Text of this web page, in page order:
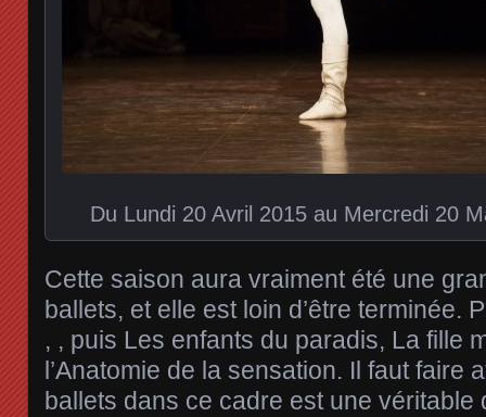
Du Lundi 20 Avril 2015 au Mercredi 20
Cette saison aura vraiment été une
ballets, et elle est loin d’être terminée.
, , puis Les enfants du paradis, La fille
l’Anatomie de la sensation. Il faut faire
ballets dans ce cadre est une véritable